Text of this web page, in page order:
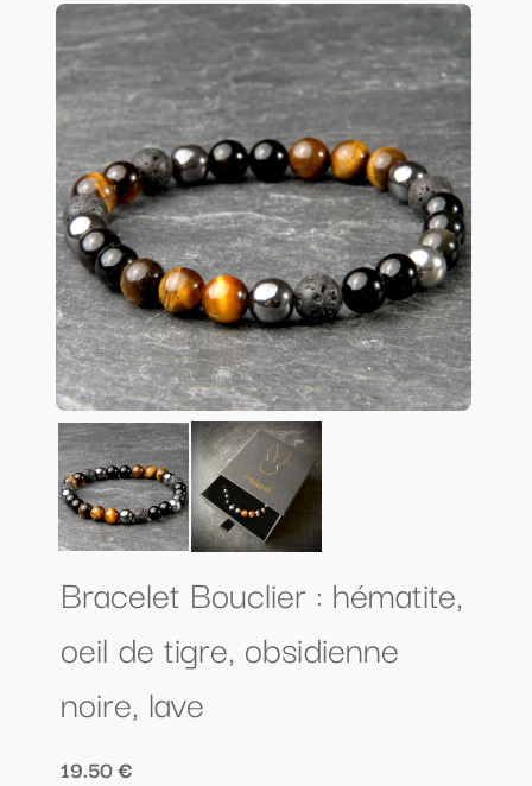
Bracelet Bouclier : hématite,
oeil de tigre, obsidienne
noire, lave
19.50 €